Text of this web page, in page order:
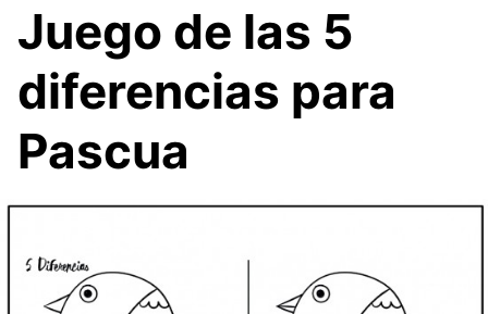
Juego de las 5
diferencias para
Pascua